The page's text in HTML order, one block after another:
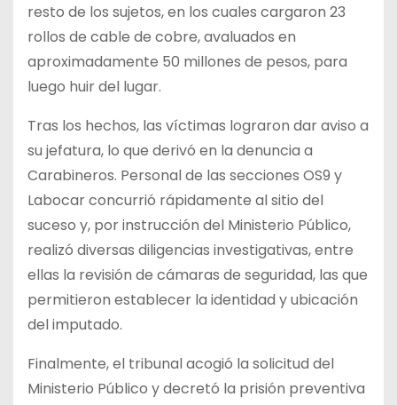
resto de los sujetos, en los cuales cargaron 23
rollos de cable de cobre, avaluados en
aproximadamente 50 millones de pesos, para
luego huir del lugar.
Tras los hechos, las víctimas lograron dar aviso a
su jefatura, lo que derivó en la denuncia a
Carabineros. Personal de las secciones OS9 y
Labocar concurrió rápidamente al sitio del
suceso y, por instrucción del Ministerio Público,
realizó diversas diligencias investigativas, entre
ellas la revisión de cámaras de seguridad, las que
permitieron establecer la identidad y ubicación
del imputado.
Finalmente, el tribunal acogió la solicitud del
Ministerio Público y decretó la prisión preventiva